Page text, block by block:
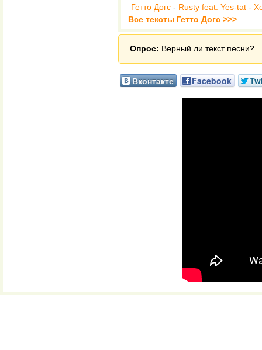
Гетто Догс - Rusty feat. Yes-tat -
Все тексты Гетто Догс >>>
Опрос: Верный ли текст песни?
Вконтакте Facebook